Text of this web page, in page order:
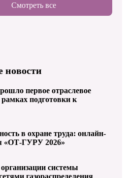
Смотреть все
новости
первое отраслевое
подготовки к
в охране труда: онлайн-
«ОТ-ГУРУ 2026»
системы
газораспределения